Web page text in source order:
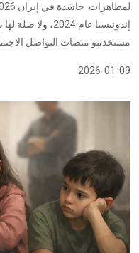
إندونيسيا عام
مستخدمو منصات التواصل الاجتماعي يومي 7 و 8
2026-01-09